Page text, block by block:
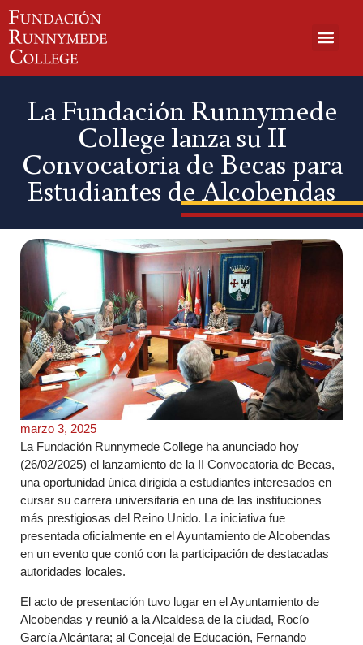
Inicio
La Fundación
Becas y Programas
Colabora
Gala Benéfica
Noticias
Área del Donante
La Fundación Runnymede
College lanza su II
Convocatoria de Becas para
Estudiantes de Alcobendas
marzo 3, 2025
La Fundación Runnymede College ha anunciado hoy
(26/02/2025) el lanzamiento de la II Convocatoria de Becas,
una oportunidad única dirigida a estudiantes interesados en
cursar su carrera universitaria en una de las instituciones
más prestigiosas del Reino Unido. La iniciativa fue
presentada oficialmente en el Ayuntamiento de Alcobendas
en un evento que contó con la participación de destacadas
autoridades locales.
El acto de presentación tuvo lugar en el Ayuntamiento de
Alcobendas y reunió a la Alcaldesa de la ciudad, Rocío
García Alcántara; al Concejal de Educación, Fernando